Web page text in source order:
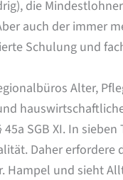
die
auch der immer
Schulung und
Alter,
SGB XI. In
Daher
und sieht